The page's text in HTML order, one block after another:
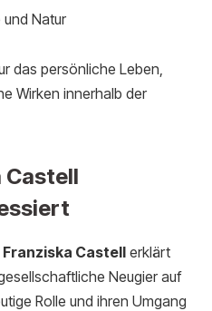
Natur
das persönliche Leben,
Wirken innerhalb der
Castell
Franziska Castell erklärt
Neugier auf
Rolle und ihren Umgang